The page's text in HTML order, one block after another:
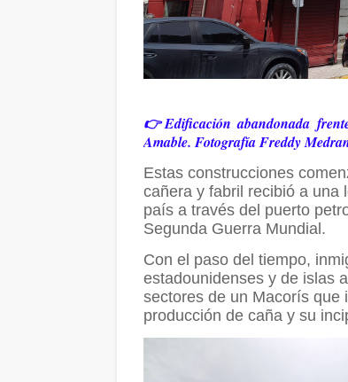
👉Edificación abandonada
Amable. Fotografía Freddy
Estas construcciones
cañera y fabril recibió a una
país a través del puerto
Segunda Guerra Mundial.
Con el paso del tiempo,
estadounidenses y de islas
sectores de un Macorís que
producción de caña y su